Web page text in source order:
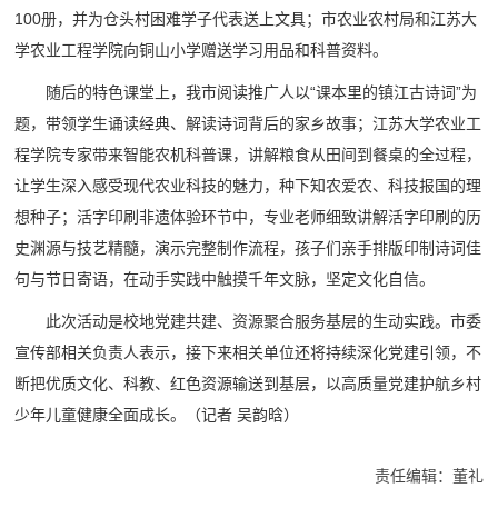
100册，并为仓头村困难学子代表送上文具；市农业农村局和江苏大
学农业工程学院向铜山小学赠送学习用品和科普资料。
随后的特色课堂上，我市阅读推广人以“课本里的镇江古诗词”为
题，带领学生诵读经典、解读诗词背后的家乡故事；江苏大学农业工
程学院专家带来智能农机科普课，讲解粮食从田间到餐桌的全过程，
让学生深入感受现代农业科技的魅力，种下知农爱农、科技报国的理
想种子；活字印刷非遗体验环节中，专业老师细致讲解活字印刷的历
史渊源与技艺精髓，演示完整制作流程，孩子们亲手排版印制诗词佳
句与节日寄语，在动手实践中触摸千年文脉，坚定文化自信。
此次活动是校地党建共建、资源聚合服务基层的生动实践。市委
宣传部相关负责人表示，接下来相关单位还将持续深化党建引领，不
断把优质文化、科教、红色资源输送到基层，以高质量党建护航乡村
少年儿童健康全面成长。
（记者 吴韵晗）
责任编辑：董礼